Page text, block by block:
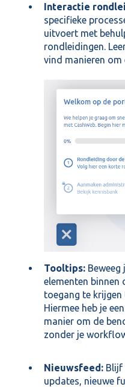
Interactie
specifieke
uitvoert met
rondleidingen.
vind manieren
Tooltips:
elementen
toegang te
Hiermee heb je
manier om de
zonder je
Nieuwsfeed: Blijf
updates, nieuwe